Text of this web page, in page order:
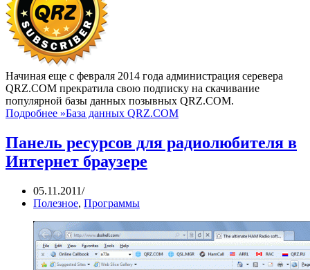
Начиная еще с февраля 2014 года администрация серевера
QRZ.COM прекратила свою подписку на скачивание
популярной базы данных позывных QRZ.COM.
Подробнее »База данных QRZ.COM
Панель ресурсов для радиолюбителя в
Интернет браузере
05.11.2011
Полезное, Программы